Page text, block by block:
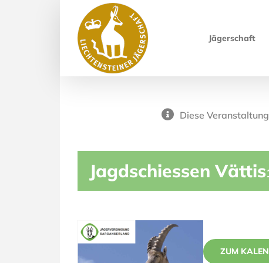
Jägerschaft
Diese
Jagdschiessen Vättis
ZUM